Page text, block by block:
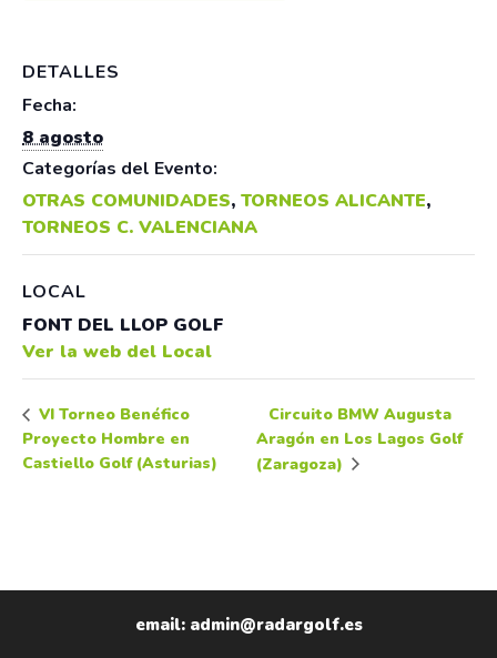
DETALLES
Fecha:
8 agosto
Categorías del Evento:
OTRAS COMUNIDADES, TORNEOS ALICANTE,
TORNEOS C. VALENCIANA
LOCAL
FONT DEL LLOP GOLF
Ver la web del Local
VI Torneo Benéfico
Proyecto Hombre en
Castiello Golf (Asturias)
Circuito BMW Augusta
Aragón en Los Lagos Golf
(Zaragoza)
email: admin@radargolf.es